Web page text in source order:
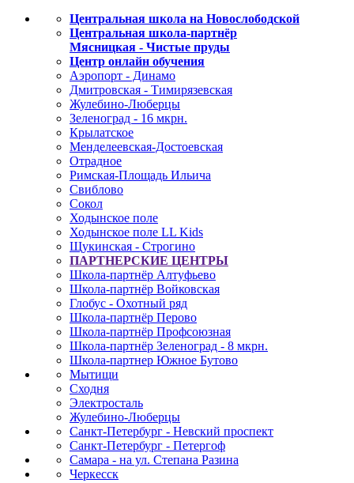
Центральная школа на Новослободской
Центральная школа-партнёр
Мясницкая - Чистые пруды
Центр онлайн обучения
Аэропорт - Динамо
Дмитровская - Тимирязевская
Жулебино-Люберцы
Зеленоград - 16 мкрн.
Крылатское
Менделеевская-Достоевская
Отрадное
Римская-Площадь Ильича
Свиблово
Сокол
Ходынское поле
Ходынское поле LL Kids
Щукинская - Строгино
ПАРТНЕРСКИЕ ЦЕНТРЫ
Школа-партнёр Алтуфьево
Школа-партнёр Войковская
Глобус - Охотный ряд
Школа-партнёр Перово
Школа-партнёр Профсоюзная
Школа-партнёр Зеленоград - 8 мкрн.
Школа-партнер Южное Бутово
Мытищи
Сходня
Электросталь
Жулебино-Люберцы
Санкт-Петербург - Невский проспект
Санкт-Петербург - Петергоф
Самара - на ул. Степана Разина
Черкесск